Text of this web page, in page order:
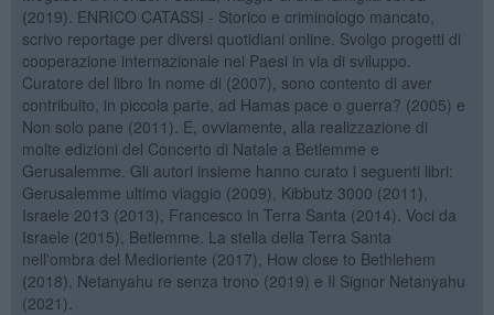
(2019). ENRICO CATASSI - Storico e criminologo mancato,
scrivo reportage per diversi quotidiani online. Svolgo progetti di
cooperazione internazionale nei Paesi in via di sviluppo.
Curatore del libro In nome di (2007), sono contento di aver
contribuito, in piccola parte, ad Hamas pace o guerra? (2005) e
Non solo pane (2011). E, ovviamente, alla realizzazione di
molte edizioni del Concerto di Natale a Betlemme e
Gerusalemme. Gli autori insieme hanno curato i seguenti libri:
Gerusalemme ultimo viaggio (2009), Kibbutz 3000 (2011),
Israele 2013 (2013), Francesco in Terra Santa (2014). Voci da
Israele (2015), Betlemme. La stella della Terra Santa
nell'ombra del Medioriente (2017), How close to Bethlehem
(2018), Netanyahu re senza trono (2019) e Il Signor Netanyahu
(2021).